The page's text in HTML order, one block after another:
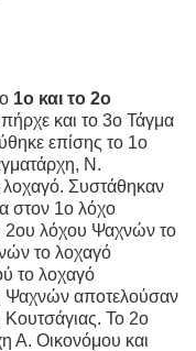
1ο και το 2ο
και το 3ο Τάγμα
επίσης το 1ο
Ν.
λοχαγό. Συστάθηκαν
στον 1ο λόχο
2ου λόχου Ψαχνών το
το λοχαγό
το λοχαγό
Ψαχνών αποτελούσαν
Κουτσάγιας. Το 2ο
Α. Οικονόμου και